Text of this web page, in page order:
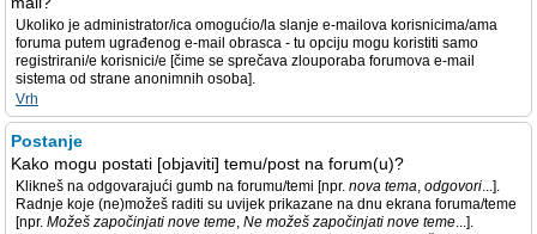
Ukoliko je administrator/ica omogućio/la slanje e-mailova korisnicima/ama
foruma putem ugrađenog e-mail obrasca - tu opciju mogu koristiti samo
registrirani/e korisnici/e [čime se sprečava zlouporaba forumova e-mail
sistema od strane anonimnih osoba].
Vrh
Postanje
Kako mogu postati [objaviti] temu/post na forum(u)?
Klikneš na odgovarajući gumb na forumu/temi [npr. nova tema, odgovori...].
Radnje koje (ne)možeš raditi su uvijek prikazane na dnu ekrana foruma/teme
[npr. Možeš započinjati nove teme, Ne možeš započinjati nove teme...].